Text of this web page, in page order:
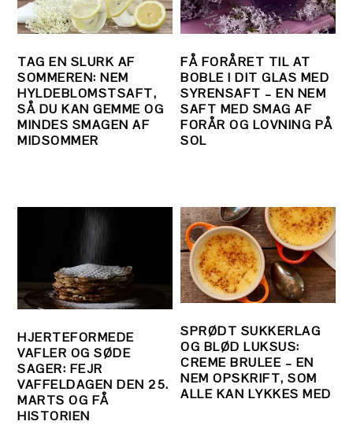
TAG EN SLURK AF
SOMMEREN: NEM
HYLDEBLOMSTSAFT,
SÅ DU KAN GEMME OG
MINDES SMAGEN AF
MIDSOMMER
FÅ FORÅRET TIL AT
BOBLE I DIT GLAS MED
SYRENSAFT – EN NEM
SAFT MED SMAG AF
FORÅR OG LOVNING PÅ
SOL
HJERTEFORMEDE
VAFLER OG SØDE
SAGER: FEJR
VAFFELDAGEN DEN 25.
MARTS OG FÅ
HISTORIEN
SPRØDT SUKKERLAG
OG BLØD LUKSUS:
CREME BRULEE – EN
NEM OPSKRIFT, SOM
ALLE KAN LYKKES MED